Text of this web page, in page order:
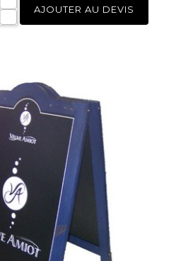
AJOUTER AU DEVIS